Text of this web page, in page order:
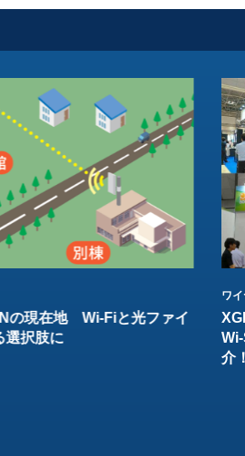
の現在地 Wi-Fiと光ファイ
選択肢に
ワ
介